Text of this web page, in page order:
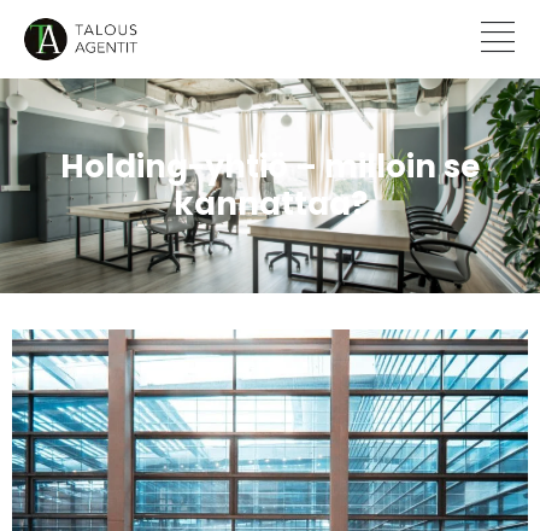
Holding-yhtiö – milloin se
kannattaa?